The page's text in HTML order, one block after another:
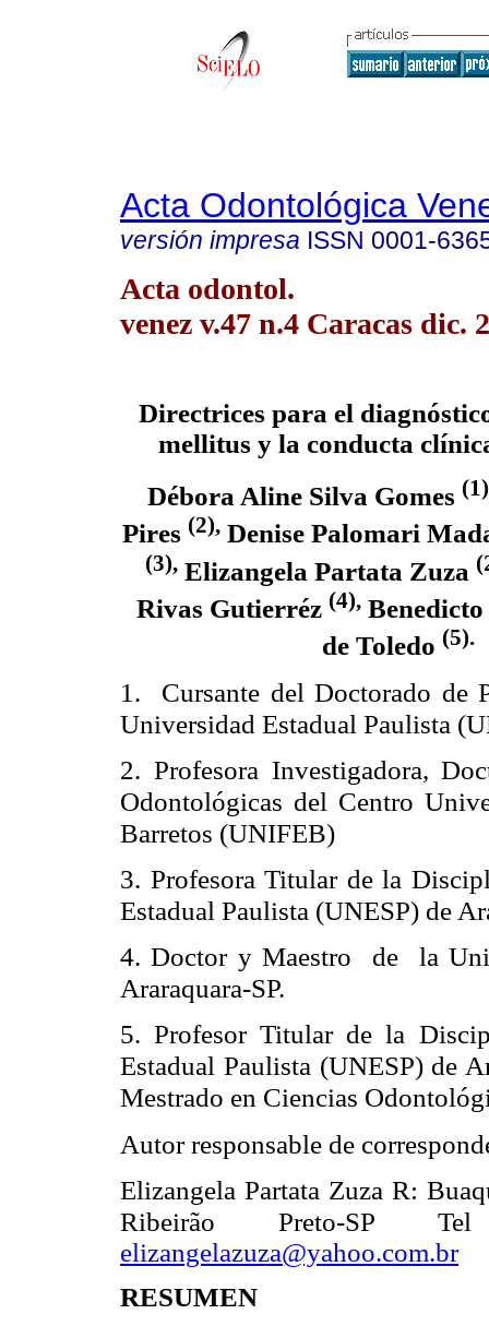
Acta Odontológica
versión impresa ISSN 0001-
Acta odontol.
venez v.47 n.4 Caracas dic.
Directrices para el
mellitus y la conducta
Débora Aline Silva Gomes
Pires (2),Denise Palomari
(3), Elizangela Partata Zuza
Rivas Gutierréz (4),
de Toledo (5).
1. Cursante del Doctorado de
Universidad Estadual Paulista
2. Profesora Investigadora,
Odontológicas del Centro
Barretos (UNIFEB)
3. Profesora Titular de la
Estadual Paulista (UNESP) de
4. Doctor y Maestro de la
Araraquara-SP.
5. Profesor Titular de la
Estadual Paulista (UNESP) de
Mestrado en Ciencias
Autor responsable de
Elizangela Partata Zuza R:
Ribeirão Preto-SP
elizangelazuza@yahoo.com.br
RESUMEN